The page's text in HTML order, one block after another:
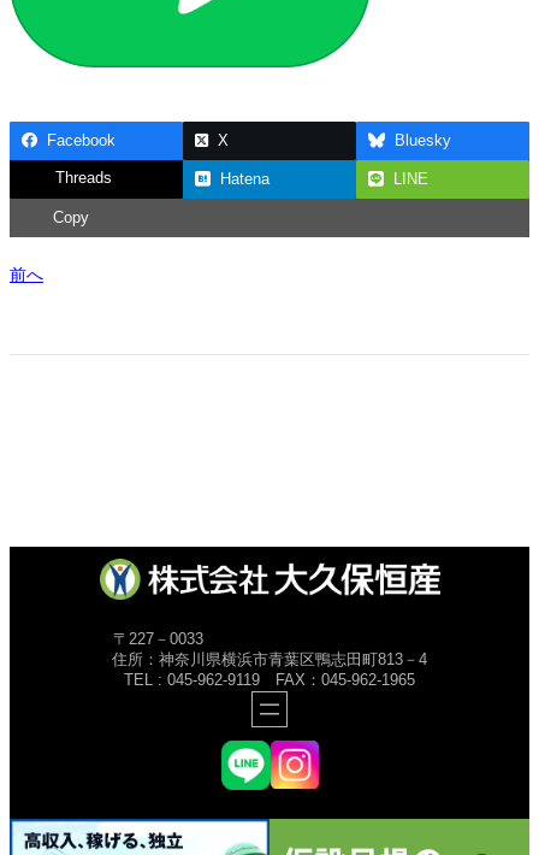
Facebook X Bluesky
Threads Hatena LINE
Copy
前へ
〒227－0033
住所：神奈川県横浜市青葉区鴨志田町813－4
TEL : 045-962-9119 FAX：045-962-1965